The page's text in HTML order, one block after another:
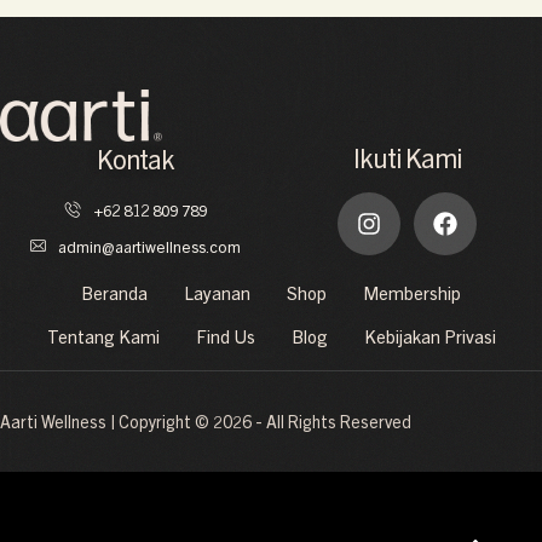
Kontak
+62 812 809 789
admin@aartiwellness.com
Ikuti Kami
Beranda Layanan Shop
Membership
Tentang Kami
Find Us Blog Kebijakan Privasi
Aarti Wellness | Copyright © 2026 - All Rights Reserved